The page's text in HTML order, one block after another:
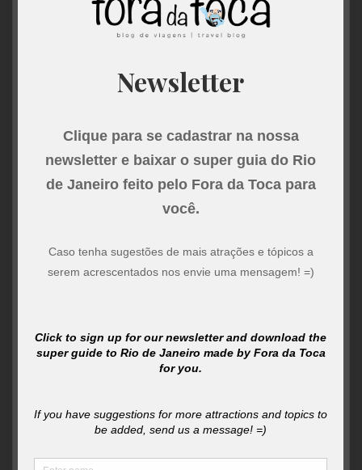
bolsa bola de futebol porta garrafa
Lixo nobre
Se você adora peças exclusivas, esse é o seu lugar. A
ex funcionárias produzem peças exclusivas. composições
enviam a peça pronta, outras apenas montam o layout e